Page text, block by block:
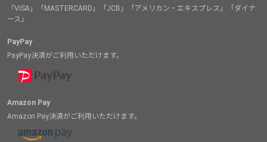
「VISA」「MASTERCARD」「JCB」「アメリカン・エキスプレス」「ダイナ
ース」
PayPay
PayPay決済がご利用いただけます。
Amazon Pay
Amazon Pay決済がご利用いただけます。